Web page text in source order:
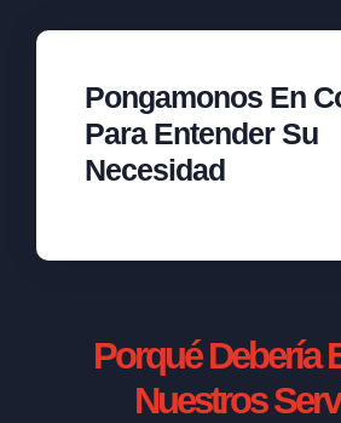
Pongamonos En
Para Entender Su
Necesidad
Porqué Debería
Nuestros